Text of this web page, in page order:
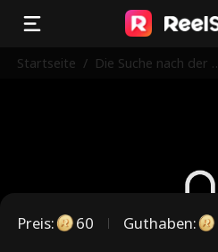
Startseite / Die Suche nach der v
Preis: 60 Guthaben: